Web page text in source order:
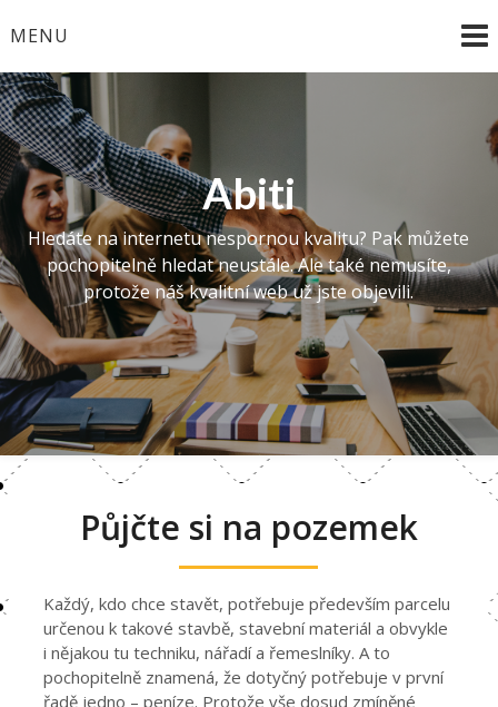
toMENU
Abiti
Hledáte na internetu nespornou kvalitu? Pak můžete
pochopitelně hledat neustále. Ale také nemusíte,
protože náš kvalitní web už jste objevili.
Půjčte si na pozemek
Každý, kdo chce stavět, potřebuje především parcelu
určenou k takové stavbě, stavební materiál a obvykle
i nějakou tu techniku, nářadí a řemeslníky. A to
pochopitelně znamená, že dotyčný potřebuje v první
řadě jedno – peníze. Protože vše dosud zmíněné